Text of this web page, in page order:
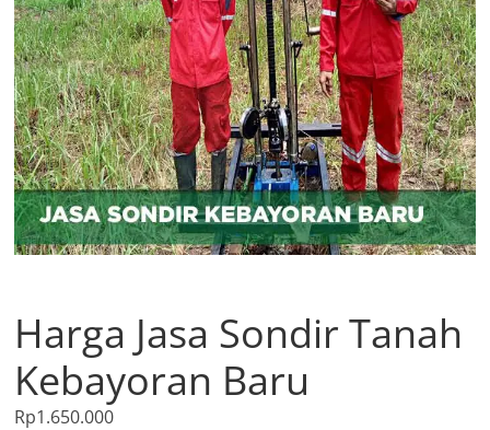
Harga Jasa Sondir Tanah
Kebayoran Baru
Rp1.650.000